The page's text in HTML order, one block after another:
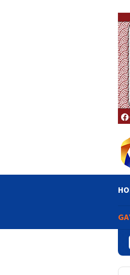
Pertamina Patra Niaga